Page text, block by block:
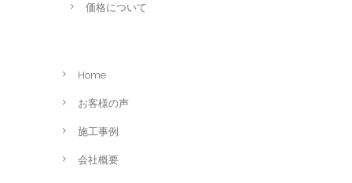
価格について
Home
お客様の声
施工事例
会社概要